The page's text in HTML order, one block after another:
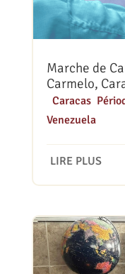
Marche de
Carmelo,
Caracas,
Venezuela
LIRE PLUS